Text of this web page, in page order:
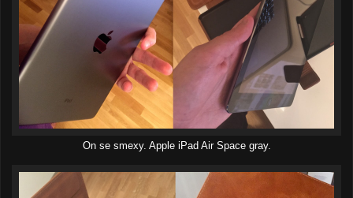
On se smexy. Apple iPad Air Space gray.